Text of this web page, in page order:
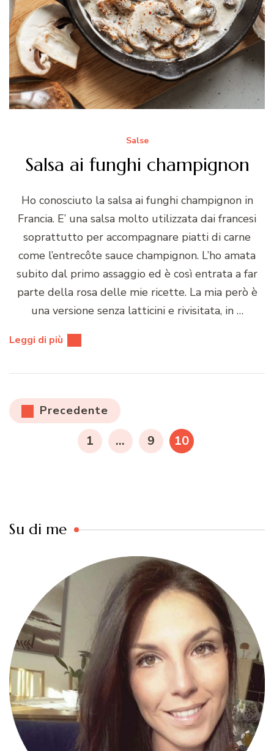
Salse
Salsa ai funghi champignon
Ho conosciuto la salsa ai funghi champignon in
Francia. E’ una salsa molto utilizzata dai francesi
soprattutto per accompagnare piatti di carne
come l’entrecôte sauce champignon. L’ho amata
subito dal primo assaggio ed è così entrata a far
parte della rosa delle mie ricette. La mia però è
una versione senza latticini e rivisitata, in …
Leggi di più
Paginazione
degli
Precedente
PAGINA
1 … PAGINA
9 PAGINA
10
Su di me